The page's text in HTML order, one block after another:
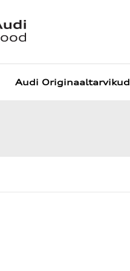
Audi Originaaltarvikud